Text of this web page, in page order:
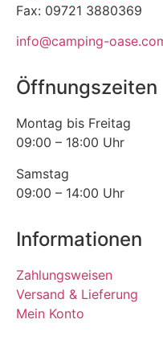
Fax: 09721 3880369
info@camping-
Öffnungszeiten
Montag bis Freitag
09:00 – 18:00 Uhr
Samstag
09:00 – 14:00 Uhr
Informationen
Zahlungsweisen
Versand & Lieferung
Mein Konto